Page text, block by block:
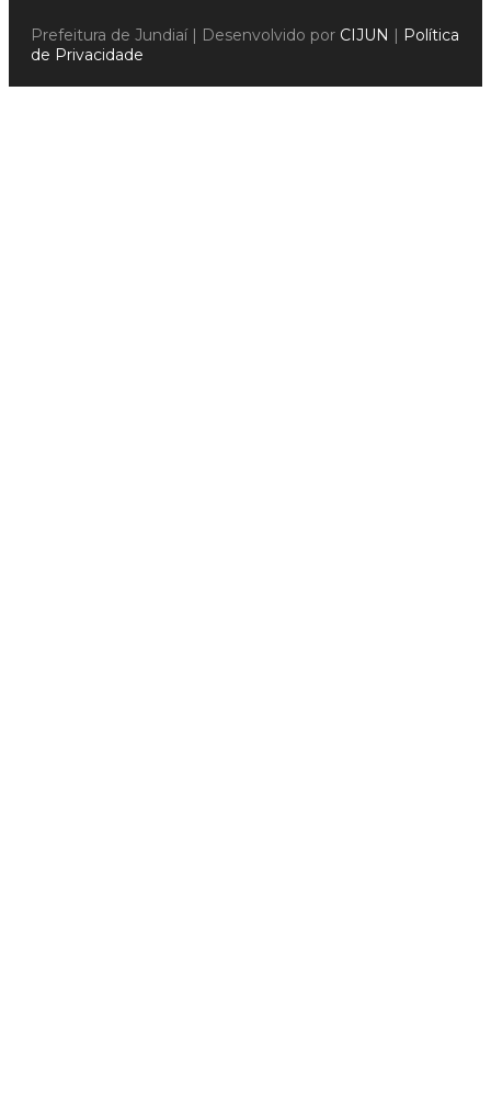
Prefeitura de Jundiaí | Desenvolvido por CIJUN | Política
de Privacidade